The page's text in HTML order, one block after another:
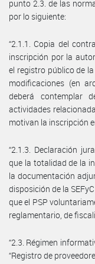
punto 2.3. de las
por lo siguiente:
“2.1.1. Copia del
inscripción por la
el registro público de
modificaciones (en
deberá contemplar
actividades
motivan la inscripción
“2.1.3. Declaración
que la totalidad de la
la documentación
disposición de la
que el PSP
reglamentario, de
“2.3. Régimen
“Registro de